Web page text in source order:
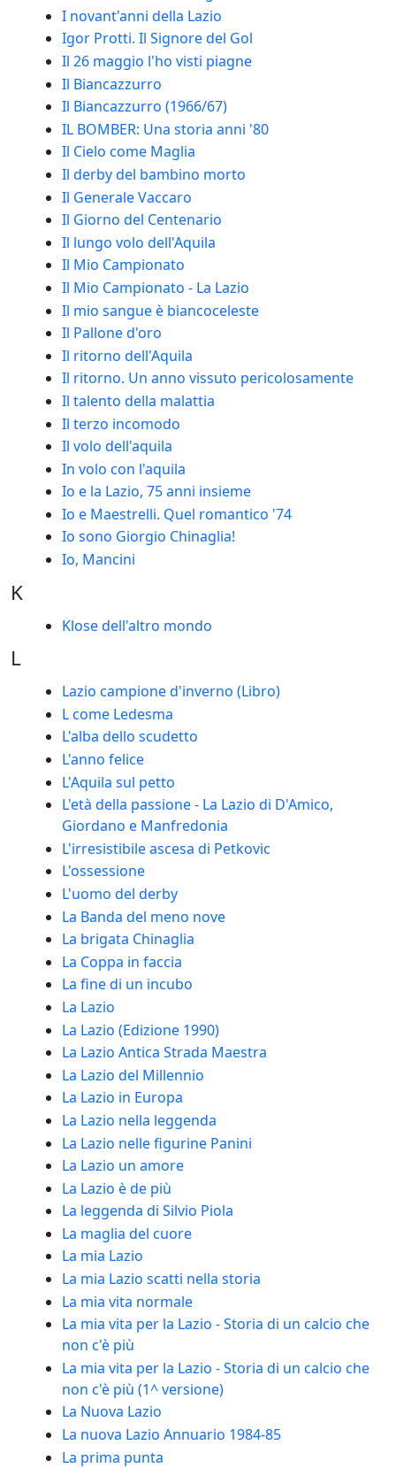
I novant'anni della Lazio
Igor Protti. Il Signore del Gol
Il 26 maggio l'ho visti piagne
Il Biancazzurro
Il Biancazzurro (1966/67)
IL BOMBER: Una storia anni '80
Il Cielo come Maglia
Il derby del bambino morto
Il Generale Vaccaro
Il Giorno del Centenario
Il lungo volo dell'Aquila
Il Mio Campionato
Il Mio Campionato - La Lazio
Il mio sangue è biancoceleste
Il Pallone d'oro
Il ritorno dell'Aquila
Il ritorno. Un anno vissuto pericolosamente
Il talento della malattia
Il terzo incomodo
Il volo dell'aquila
In volo con l'aquila
Io e la Lazio, 75 anni insieme
Io e Maestrelli. Quel romantico '74
Io sono Giorgio Chinaglia!
Io, Mancini
K
Klose dell'altro mondo
L
Lazio campione d'inverno (Libro)
L come Ledesma
L'alba dello scudetto
L'anno felice
L'Aquila sul petto
L'età della passione - La Lazio di D'Amico,
Giordano e Manfredonia
L'irresistibile ascesa di Petkovic
L'ossessione
L'uomo del derby
La Banda del meno nove
La brigata Chinaglia
La Coppa in faccia
La fine di un incubo
La Lazio
La Lazio (Edizione 1990)
La Lazio Antica Strada Maestra
La Lazio del Millennio
La Lazio in Europa
La Lazio nella leggenda
La Lazio nelle figurine Panini
La Lazio un amore
La Lazio è de più
La leggenda di Silvio Piola
La maglia del cuore
La mia Lazio
La mia Lazio scatti nella storia
La mia vita normale
La mia vita per la Lazio - Storia di un calcio che
non c'è più
La mia vita per la Lazio - Storia di un calcio che
non c'è più (1^ versione)
La Nuova Lazio
La nuova Lazio Annuario 1984-85
La prima punta